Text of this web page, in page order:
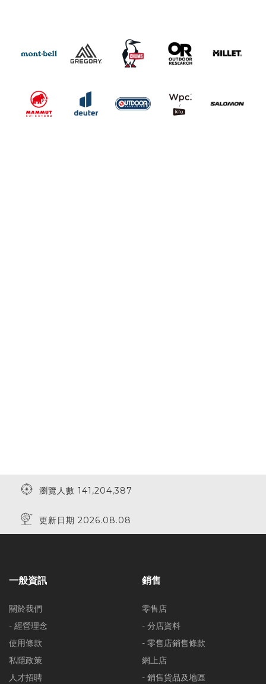
瀏覽人數 141,204,387
更新日期 2026.08.08
一般資訊
關於我們
- 經營理念
使用條款
私隱政策
人才招聘
銷售
零售店
- 分店資料
- 零售店銷售條款
網上店
- 銷售貨品及地區